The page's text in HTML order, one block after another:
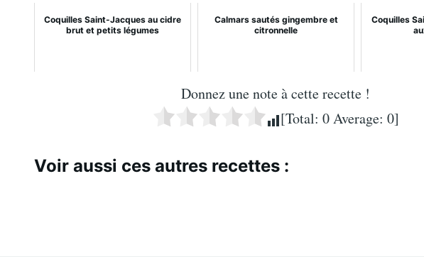
Coquilles Saint-Jacques au cidre
brut et petits légumes
Calmars sautés gingembre et
citronnelle
Coquilles
Donnez une note à cette recette !
[Total: 0Average: 0]
Voir aussi ces autres recettes :